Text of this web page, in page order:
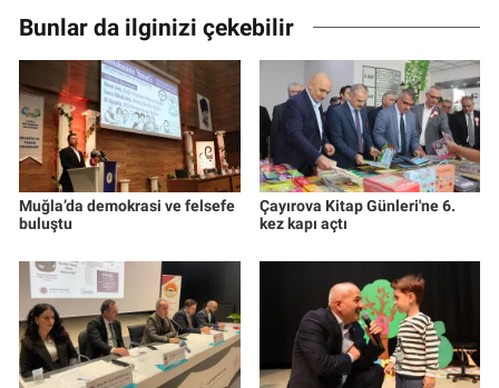
Bunlar da ilginizi çekebilir
Muğla’da demokrasi ve felsefe
buluştu
Çayırova Kitap Günleri'ne 6.
kez kapı açtı